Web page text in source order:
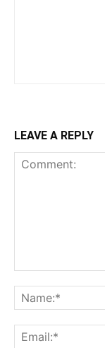
LEAVE A REPLY